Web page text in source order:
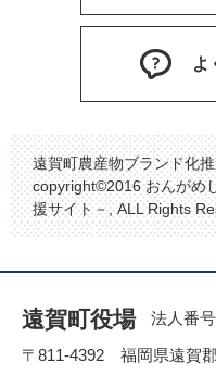
よ
遠賀町農産物ブランド化
copyright©2016 おんがめ
援サイト－, ALL Rights
遠賀町役場
法人番
〒811-4392 福岡県遠賀